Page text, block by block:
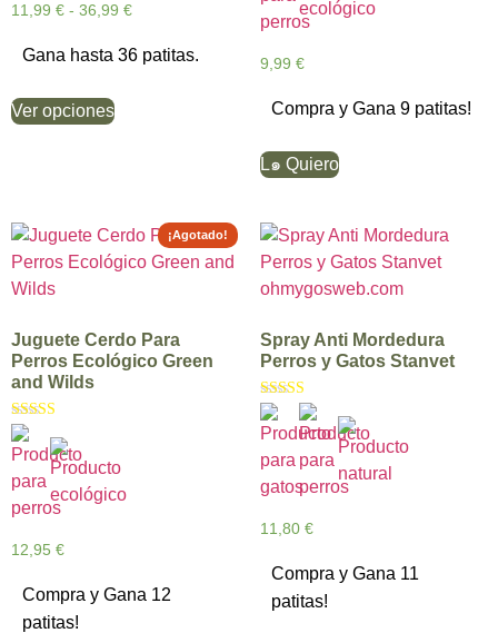
11,99 € - 36,99 €
Gana hasta 36 patitas.
Ver opciones
9,99 €
Compra y Gana 9 patitas!
L๑ Quiero
Juguete Cerdo Para
Perros Ecológico Green
and Wilds
Valorado con
5.00
de 5
12,95 €
Compra y Gana 12
patitas!
¡Agotado!
Spray Anti Mordedura
Perros y Gatos Stanvet
Valorado con
5.00
de 5
11,80 €
Compra y Gana 11
patitas!